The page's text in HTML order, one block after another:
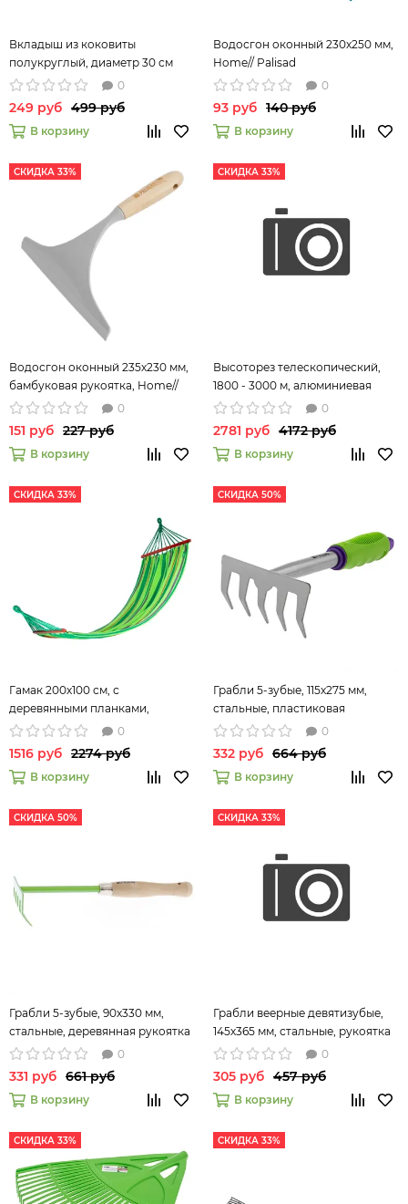
Вкладыш из коковиты
полукруглый, диаметр 30 см
Palisad 69041
0
249 руб 499 руб
В корзину
Водосгон оконный 230х250 мм,
Home// Palisad
0
93 руб 140 руб
В корзину
СКИДКА 33%
Водосгон оконный 235х230 мм,
бамбуковая рукоятка, Home//
Palisad
0
151 руб 227 руб
В корзину
СКИДКА 33%
Высоторез телескопический,
1800 - 3000 м, алюминиевая
штанга, ПВХ накладка, LUXE//
0
2781 руб 4172 руб
В корзину
СКИДКА 33%
Гамак 200х100 см, с
деревянными планками,
Camping// Palisad
0
1516 руб 2274 руб
В корзину
СКИДКА 50%
Грабли 5-зубые, 115х275 мм,
стальные, пластиковая
рукоятка Palisad 63003
0
332 руб 664 руб
В корзину
СКИДКА 50%
Грабли 5-зубые, 90х330 мм,
стальные, деревянная рукоятка
Palisad 61755
0
331 руб 661 руб
В корзину
СКИДКА 33%
Грабли веерные девятизубые,
145х365 мм, стальные, рукоятка
из ясеня, LUXE// Palisad
0
305 руб 457 руб
В корзину
СКИДКА 33% СКИДКА 33%